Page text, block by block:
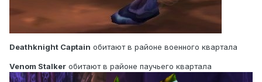
Deathknight Captain обитают в районе военного квартала
Venom Stalker обитают в районе паучьего квартала